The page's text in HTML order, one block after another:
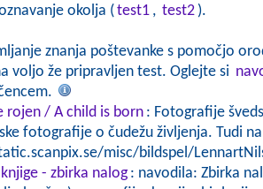
okolja (test1 , test2 ).
znanja poštevanke s pomočjo
voljo že pripravljen test. Oglejte si
rojen / A child is born : Fotografije
fotografije o čudežu življenja. Tudi
misc/bildspel/
- zbirka nalog : navodila: Zbirka